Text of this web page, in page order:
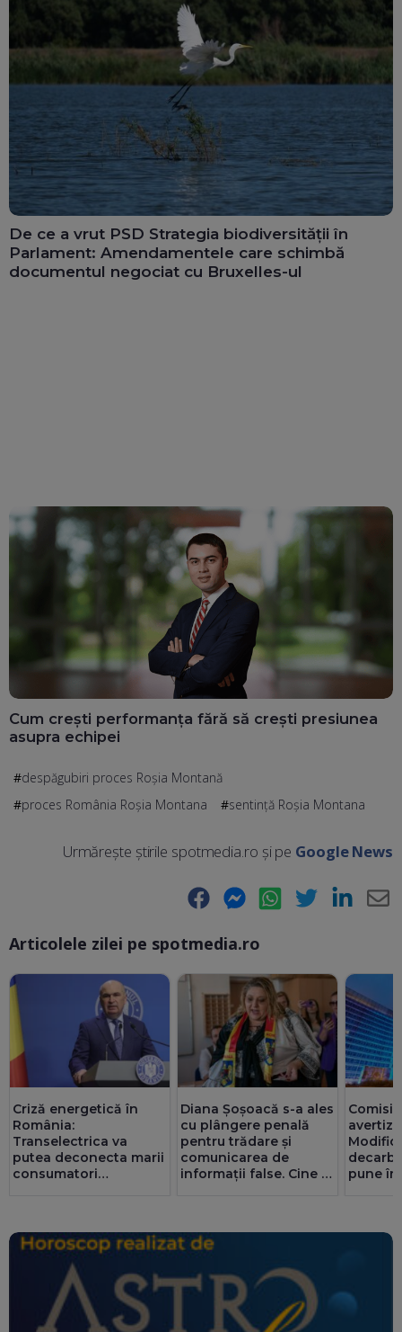
De ce a vrut PSD Strategia biodiversității în
Parlament: Amendamentele care schimbă
documentul negociat cu Bruxelles-ul
Cum crești performanța fără să crești presiunea
asupra echipei
despăgubiri proces Roșia Montană
proces România Roșia Montana
sentință Roșia Montana
Urmărește știrile spotmedia.ro și pe Google News
Facebook Messenger WhatsApp Twitter LinkedIn
Articolele zilei pe spotmedia.ro
Criză energetică în
România:
Transelectrica va
putea deconecta marii
consumatori
afectate
Diana Șoșoacă s-a ales
cu plângere penală
pentru trădare și
comunicarea de
informații false. Cine și
pune